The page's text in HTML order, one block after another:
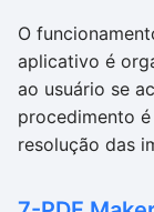
O
aplicativo é
ao usuário se
procedimento
resolução das